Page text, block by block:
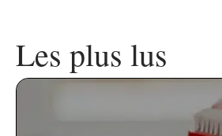
Les plus lus